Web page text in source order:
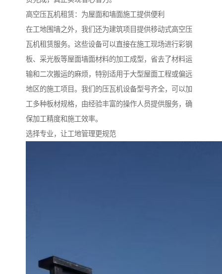
高空压瓦机租赁：为屋面和墙面施工提供便利
在工地围墙之外，我们还为建筑项目提供移动式高空压
瓦机租赁服务。这些设备可以直接在施工现场进行彩钢
板、采光板等屋面墙面材料的加工成型，省去了材料运
输和二次搬运的麻烦，特别适用于大型屋面工程或偏远
地区的施工项目。我们的压瓦机设备型号齐全，可以加
工多种板材规格，由经验丰富的操作人员提供服务，确
保加工精度和施工效率。
选择专业，让工地管理更规范